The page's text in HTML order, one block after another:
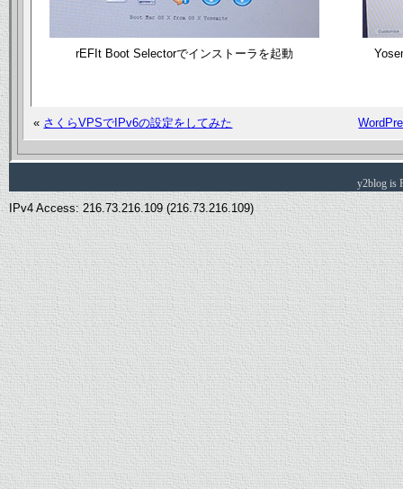
rEFIt Boot Selectorでインストーラを起動
« さくらVPSでIPv6の設定をしてみた
y2blog is
IPv4 Access: 216.73.216.109 (216.73.216.109)